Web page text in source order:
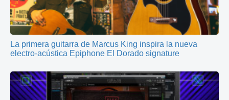
La primera guitarra de Marcus King inspira la nueva
electro-acústica Epiphone El Dorado signature